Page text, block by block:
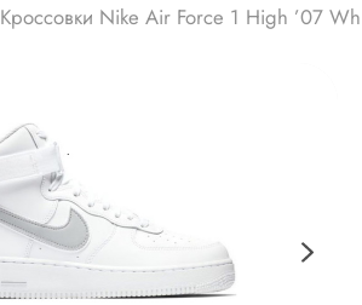
Кроссовки Nike Air Force 1 High ’07